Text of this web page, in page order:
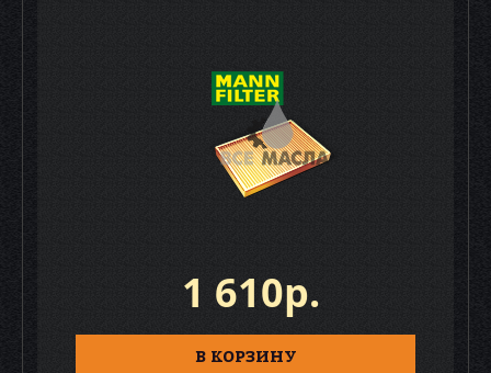
1 610р.
В КОРЗИНУ